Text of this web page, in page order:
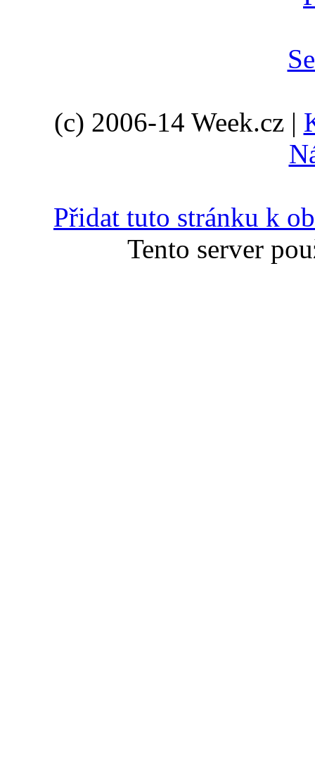
(c) 2006-14 Week.cz |
Přidat tuto stránku k
Tento server